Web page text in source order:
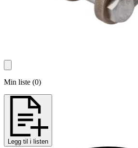
Min liste (0)
Legg til i listen